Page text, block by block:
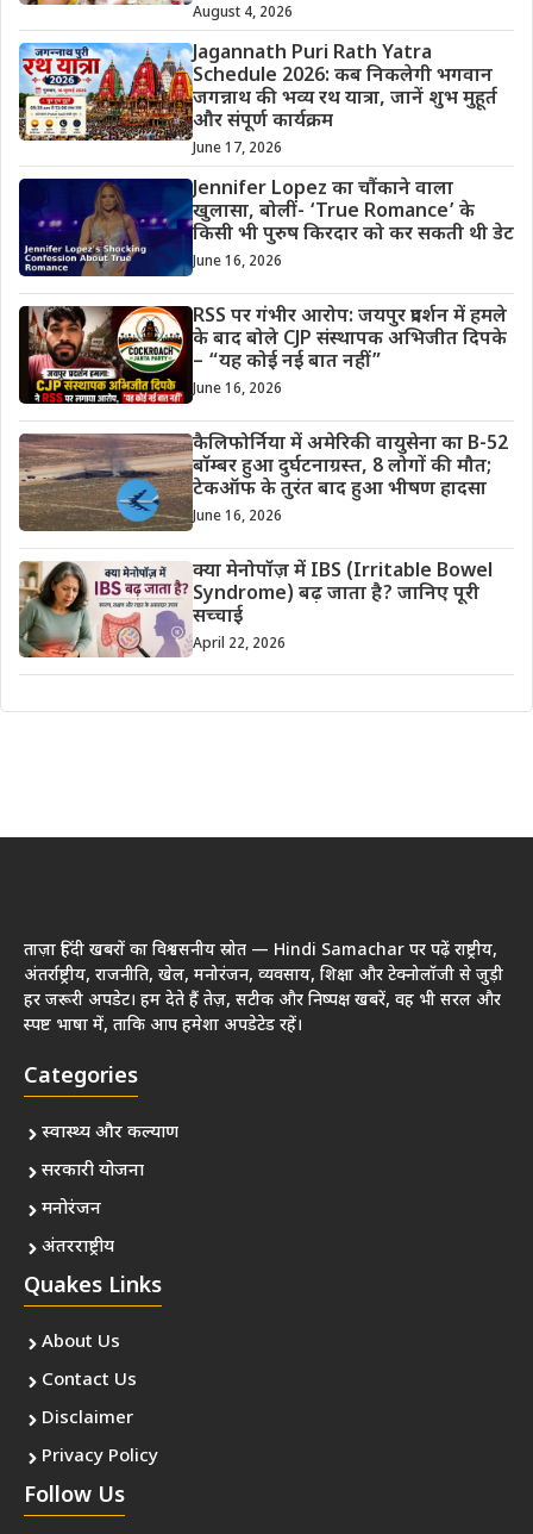
August 4, 2026
Jagannath Puri Rath Yatra
Schedule 2026: कब निकलेगी भगवान
जगन्नाथ की भव्य रथ यात्रा, जानें शुभ मुहूर्त
और संपूर्ण कार्यक्रम
June 17, 2026
Jennifer Lopez का चौंकाने वाला
खुलासा, बोलीं- ‘True Romance’ के
किसी भी पुरुष किरदार को कर सकती थी डेट
June 16, 2026
RSS पर गंभीर आरोप: जयपुर प्रदर्शन में हमले
के बाद बोले CJP संस्थापक अभिजीत दिपके
– “यह कोई नई बात नहीं”
June 16, 2026
कैलिफोर्निया में अमेरिकी वायुसेना का B-52
बॉम्बर हुआ दुर्घटनाग्रस्त, 8 लोगों की मौत;
टेकऑफ के तुरंत बाद हुआ भीषण हादसा
June 16, 2026
क्या मेनोपॉज़ में IBS (Irritable Bowel
Syndrome) बढ़ जाता है? जानिए पूरी
सच्चाई
April 22, 2026
ताज़ा हिंदी खबरों का विश्वसनीय स्रोत — Hindi Samachar पर पढ़ें राष्ट्रीय,
अंतर्राष्ट्रीय, राजनीति, खेल, मनोरंजन, व्यवसाय, शिक्षा और टेक्नोलॉजी से जुड़ी
हर जरूरी अपडेट। हम देते हैं तेज़, सटीक और निष्पक्ष खबरें, वह भी सरल और
स्पष्ट भाषा में, ताकि आप हमेशा अपडेटेड रहें।
Categories
स्वास्थ्य और कल्याण
सरकारी योजना
मनोरंजन
अंतरराष्ट्रीय
Quakes Links
About Us
Contact Us
Disclaimer
Privacy Policy
Follow Us